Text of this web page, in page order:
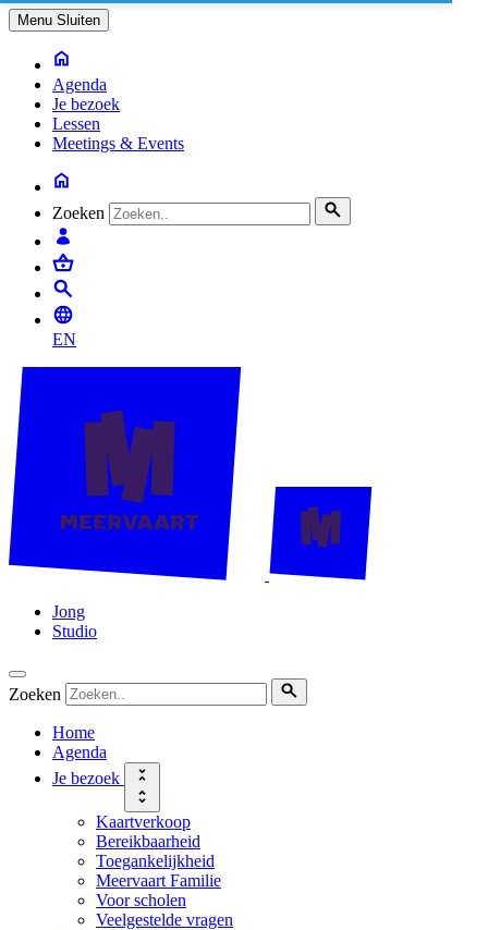
Menu Sluiten
Agenda
Je bezoek
Lessen
Meetings & Events
Zoeken
EN
Jong
Studio
Zoeken
Home
Agenda
Je bezoek
Kaartverkoop
Bereikbaarheid
Toegankelijkheid
Meervaart Familie
Voor scholen
Veelgestelde vragen